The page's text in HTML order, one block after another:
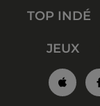
TOP INDÉ
JEUX